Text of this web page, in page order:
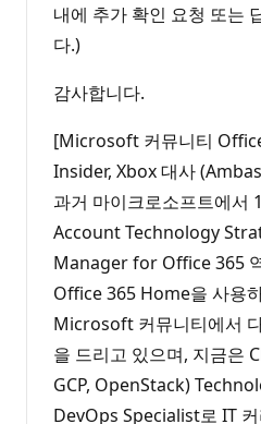
내에 추가 확인 요청 또는
다.)
감사합니다.
[Microsoft 커뮤니티
Insider, Xbox 대사
과거 마이크로소프트에서
Account Technology
Manager for Office 365
Office 365 Home을 사용
Microsoft 커뮤니티에서
을 드리고 있으며, 지금은
GCP, OpenStack)
DevOps Specialist로 IT